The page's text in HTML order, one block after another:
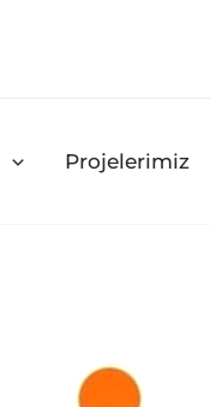
Projelerimiz